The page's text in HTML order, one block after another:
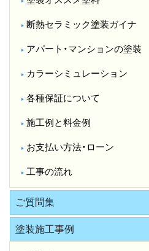
断熱セラミック塗装ガイナ
アパート・マンションの塗装
カラーシミュレーション
各種保証について
施工例と料金例
お支払い方法・ローン
工事の流れ
ご質問集
塗装施工事例